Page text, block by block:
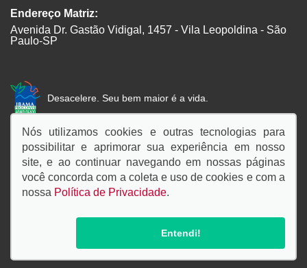
Endereço Matriz:
Avenida Dr. Gastão Vidigal, 1457 - Vila Leopoldina - São
Paulo-SP
Desacelere. Seu bem maior é a vida.
AutoForce - Todos os direitos reservados.
Política de privacidade.
SIGA-NOS:
Nós utilizamos cookies e outras tecnologias para
possibilitar e aprimorar sua experiência em nosso
site, e ao continuar navegando em nossas páginas
você concorda com a coleta e uso de cookies e com a
nossa Política de Privacidade.
Entendi!